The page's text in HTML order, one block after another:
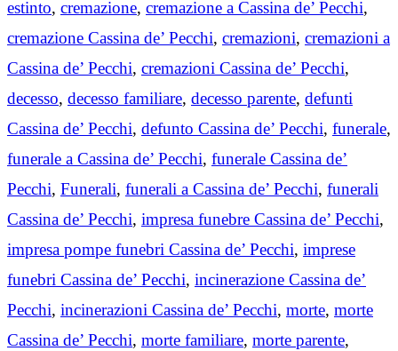
estinto, cremazione, cremazione a Cassina de’ Pecchi,
cremazione Cassina de’ Pecchi, cremazioni, cremazioni a
Cassina de’ Pecchi, cremazioni Cassina de’ Pecchi,
decesso, decesso familiare, decesso parente, defunti
Cassina de’ Pecchi, defunto Cassina de’ Pecchi, funerale,
funerale a Cassina de’ Pecchi, funerale Cassina de’
Pecchi, Funerali, funerali a Cassina de’ Pecchi, funerali
Cassina de’ Pecchi, impresa funebre Cassina de’ Pecchi,
impresa pompe funebri Cassina de’ Pecchi, imprese
funebri Cassina de’ Pecchi, incinerazione Cassina de’
Pecchi, incinerazioni Cassina de’ Pecchi, morte, morte
Cassina de’ Pecchi, morte familiare, morte parente,